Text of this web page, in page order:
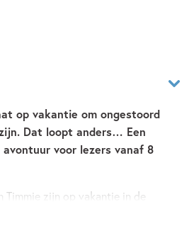
op vakantie om ongestoord
Dat loopt anders… Een
voor lezers vanaf 8
Timmie zijn op vakantie in de
Leuk vakantiehuisje. Lekker